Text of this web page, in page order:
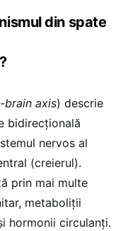
din spate
brain axis) descrie
bidirecțională
nervos al
(creierul).
prin mai multe
metaboliții
hormonii circulanți.